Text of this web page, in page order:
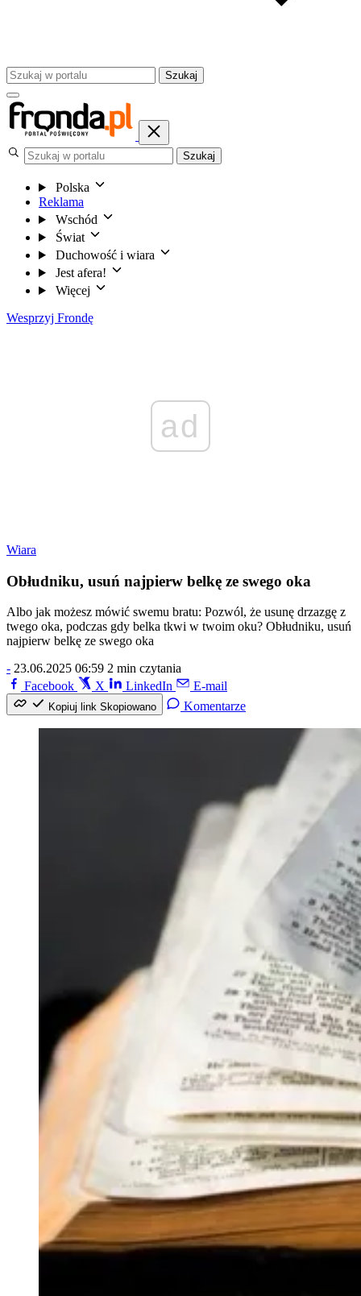
Szukaj
Szukaj
Polska
Reklama
Wschód
Świat
Duchowość i wiara
Jest afera!
Więcej
Wesprzyj Frondę
ad
Wiara
Obłudniku, usuń najpierw belkę ze swego oka
Albo jak możesz mówić swemu bratu: Pozwól, że usunę drzazgę z
twego oka, podczas gdy belka tkwi w twoim oku? Obłudniku, usuń
najpierw belkę ze swego oka
- 23.06.2025 06:59 2 min czytania
Facebook
X LinkedIn E-mail
Kopiuj link Skopiowano Komentarze